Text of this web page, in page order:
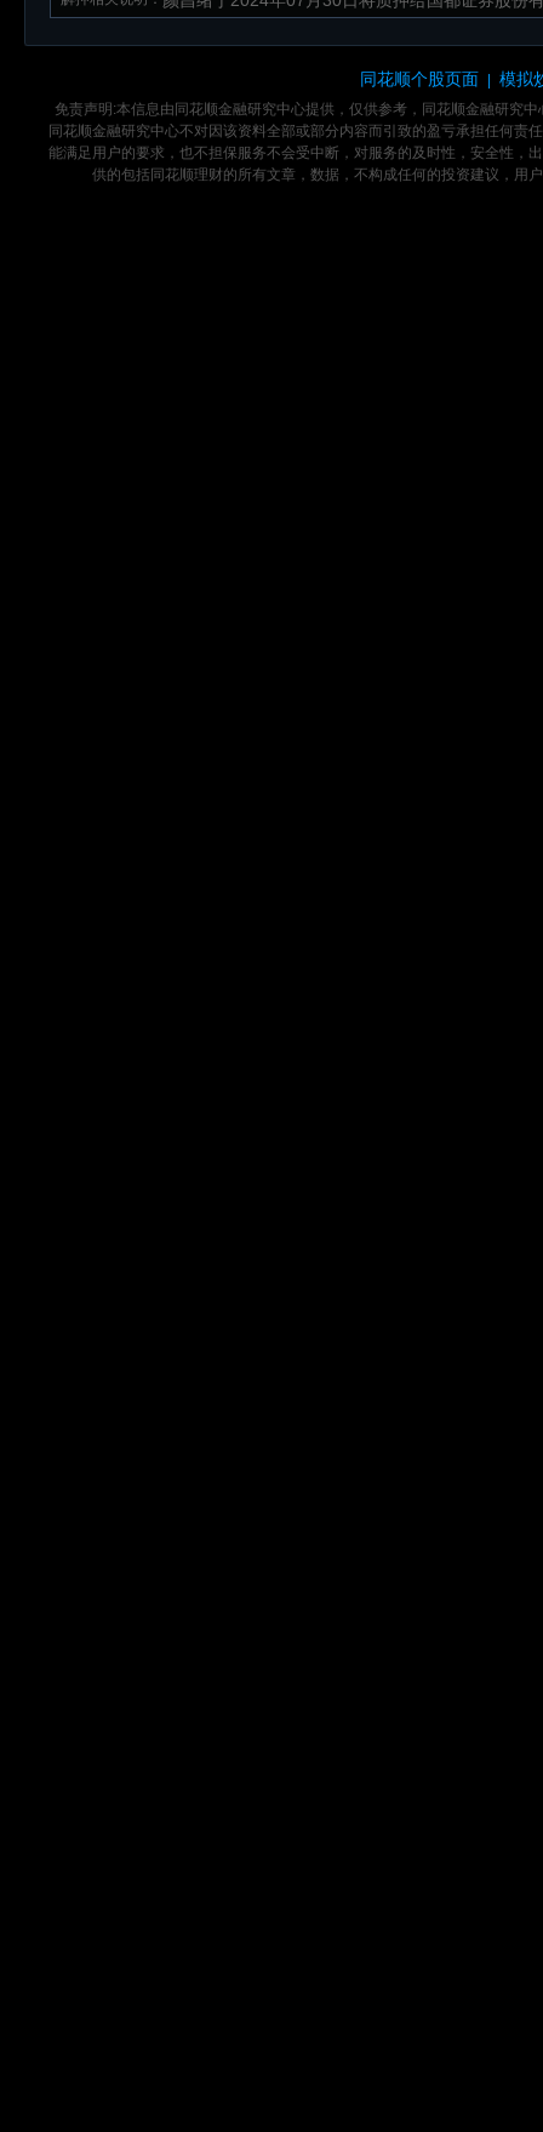
同花顺个股页面 模拟
免责声明:本信息由同花顺金融研究中心提供，仅供参考，同花顺金融研究
同花顺金融研究中心不对因该资料全部或部分内容而引致的盈亏承担任何
能满足用户的要求，也不担保服务不会受中断，对服务的及时性，安全性，
供的包括同花顺理财的所有文章，数据，不构成任何的投资建议，用